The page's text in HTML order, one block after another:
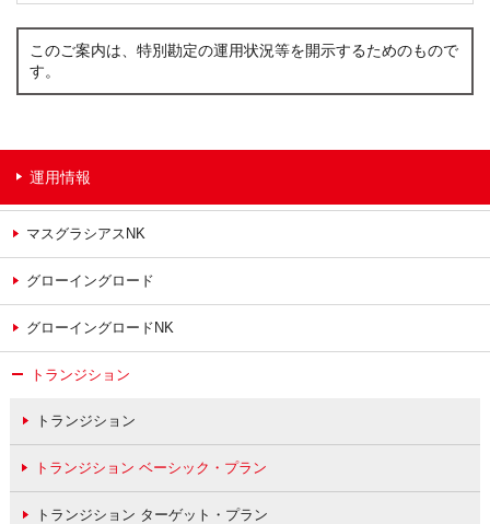
このご案内は、特別勘定の運用状況等を開示するためのもので
す。
運用情報
マスグラシアスNK
グローイングロード
グローイングロードNK
トランジション
トランジション
トランジション ベーシック・プラン
トランジション ターゲット・プラン